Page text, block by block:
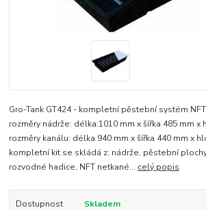
Gro-Tank GT424 - kompletní pěstební systém
rozměry nádrže: délka:1010 mm x šířka 485 mm x
rozměry kanálu: délka 940 mm x šířka 440 mm x
kompletní kit se skládá z: nádrže, pěstební
rozvodné hadice, NFT netkané... celý popis
Dostupnost Skladem